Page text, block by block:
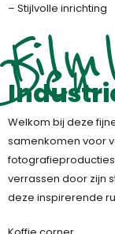
– Stijlvolle inrichting
Welkom bij deze
samenkomen voor
verrassen door zijn
deze inspirerende